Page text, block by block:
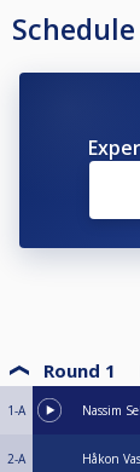
Schedule
Round 1
1-A Nassim
2-A Håkon